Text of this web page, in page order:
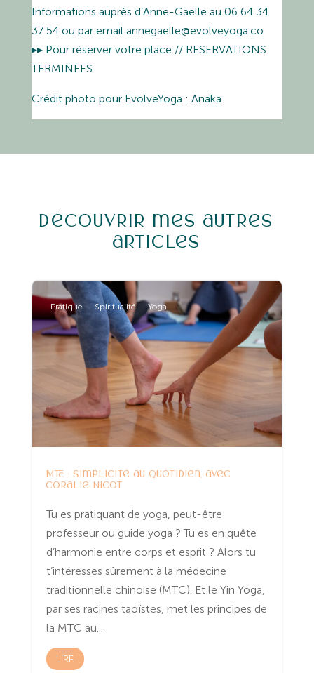
Informations auprès d’Anne-Gaëlle au 06 64 34
37 54 ou par email annegaelle@evolveyoga.co
▸▸ Pour réserver votre place // RESERVATIONS
TERMINEES
Crédit photo pour EvolveYoga : Anaka
Découvrir mes autres
articles
Pratique Spiritualité Yoga
MTC : simplicité au quotidien, avec
Coralie Nicot
Tu es pratiquant de yoga, peut-être
professeur ou guide yoga ? Tu es en quête
d’harmonie entre corps et esprit ? Alors tu
t’intéresses sûrement à la médecine
traditionnelle chinoise (MTC). Et le Yin Yoga,
par ses racines taoïstes, met les principes de
la MTC au...
LIRE